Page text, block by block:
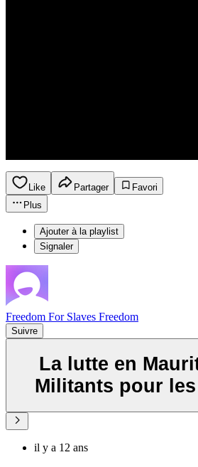
Like Partager
Favori
Plus
Ajouter à la playlist
Signaler
Freedom For Slaves Freedom
Suivre
La lutte en
Militants pour
il y a 12 ans